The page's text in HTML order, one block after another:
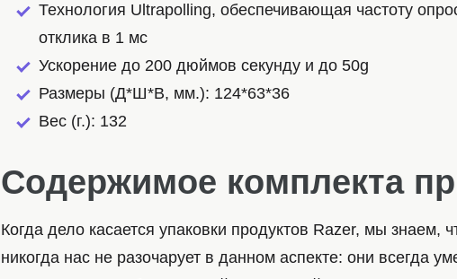
Технология Ultrapolling, обеспечивающая частоту
отклика в 1 мс
Ускорение до 200 дюймов секунду и до 50g
Размеры (Д*Ш*В, мм.): 124*63*36
Вес (г.): 132
Содержимое комплекта
Когда дело касается упаковки продуктов Razer, мы знаем,
никогда нас не разочарует в данном аспекте: они всегда